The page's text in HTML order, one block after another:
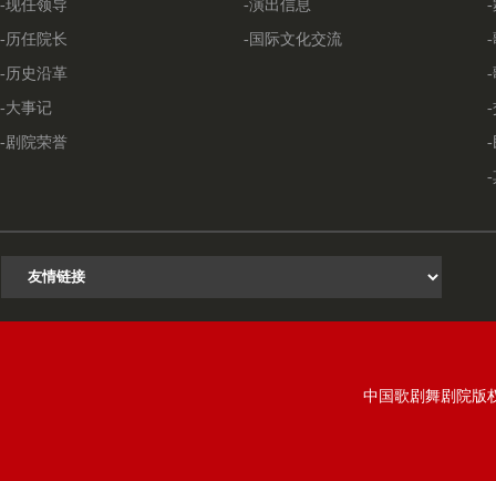
-现任领导
-历任院长
-历史沿革
-大事记
-剧院荣誉
-演出信息
-国际文化交流
-
-
-
-
-
-
中国歌剧舞剧院版